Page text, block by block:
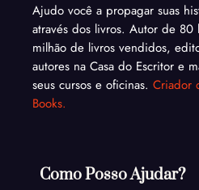
Ajudo você a propagar suas
através dos livros. Autor de 80
milhão de livros vendidos,
autores na Casa do Escritor e
seus cursos e oficinas. Criador
Books.
Como Posso Ajudar?